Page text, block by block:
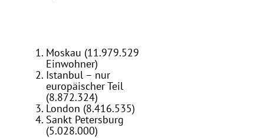
Moskau (11.979.529
Einwohner)
Istanbul – nur
europäischer Teil
(8.872.324)
London (8.416.535)
Sankt Petersburg
(5.028.000)